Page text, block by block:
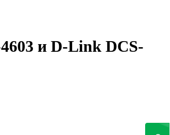
и D-Link DCS-